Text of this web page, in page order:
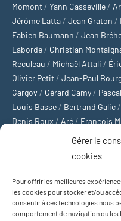
Gérer le
cookies
Pour offrir les meilleures
les cookies pour stocker et/ou
consentir à ces technologies nous
comportement de navigation ou les
Momont / Yann Casseville /
Jérôme Latta / Jean Graton /
Fabien Baumann / Jean
Laborde / Christian
Reculeau / Michaël Attali /
Olivier Petit / Jean-Paul
Gargov / Gérard Camy /
Louis Basse / Bertrand Galic /
Denis Roux / Aré / François
Michaël Delépine
Football/ Cyclisme/Tous
Basket-ball/Sports US/
Moto/Natation/Sports